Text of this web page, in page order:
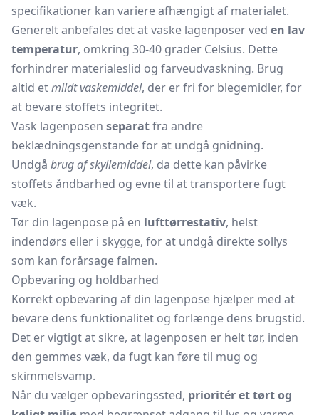
specifikationer kan variere afhængigt af materialet.
Generelt anbefales det at vaske lagenposer ved en lav
temperatur, omkring 30-40 grader Celsius. Dette
forhindrer materialeslid og farveudvaskning. Brug
altid etmildt vaskemiddel, der er fri for blegemidler, for
at bevare stoffets integritet.
Vask lagenposen separatfra andre
beklædningsgenstande for at undgå gnidning.
Undgå brug af skyllemiddel, da dette kan påvirke
stoffets åndbarhed og evne til at transportere fugt
væk.
Tør din lagenpose på en lufttørrestativ, helst
indendørs eller i skygge, for at undgå direkte sollys
som kan forårsage falmen.
Opbevaring og holdbarhed
Korrekt opbevaring af din lagenpose hjælper med at
bevare dens funktionalitet og forlænge dens brugstid.
Det er vigtigt at sikre, at lagenposen er helt tør, inden
den gemmes væk, da fugt kan føre til mug og
skimmelsvamp.
Når du vælger opbevaringssted, prioritér et tørt og